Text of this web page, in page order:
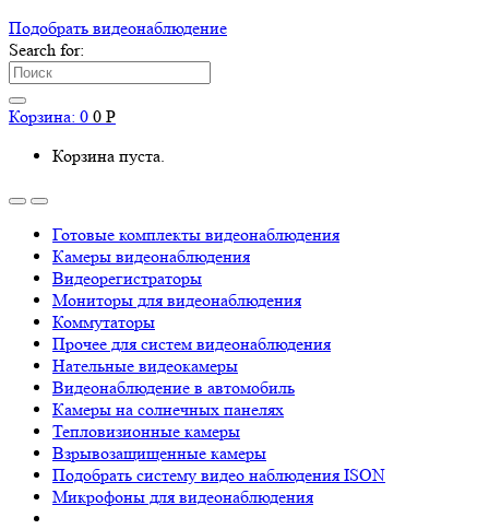
Подобрать видеонаблюдениe
Search for:
Корзина: 0 0 Р
Корзина пуста.
Готовые комплекты видеонаблюдения
Камеры видеонаблюдения
Видеорегистраторы
Мониторы для видеонаблюдения
Коммутаторы
Прочее для систем видеонаблюдения
Нательные видеокамеры
Видеонаблюдение в автомобиль
Камеры на солнечных панелях
Тепловизионные камеры
Взрывозащищенные камеры
Подобрать систему видео наблюдения ISON
Микрофоны для видеонаблюдения